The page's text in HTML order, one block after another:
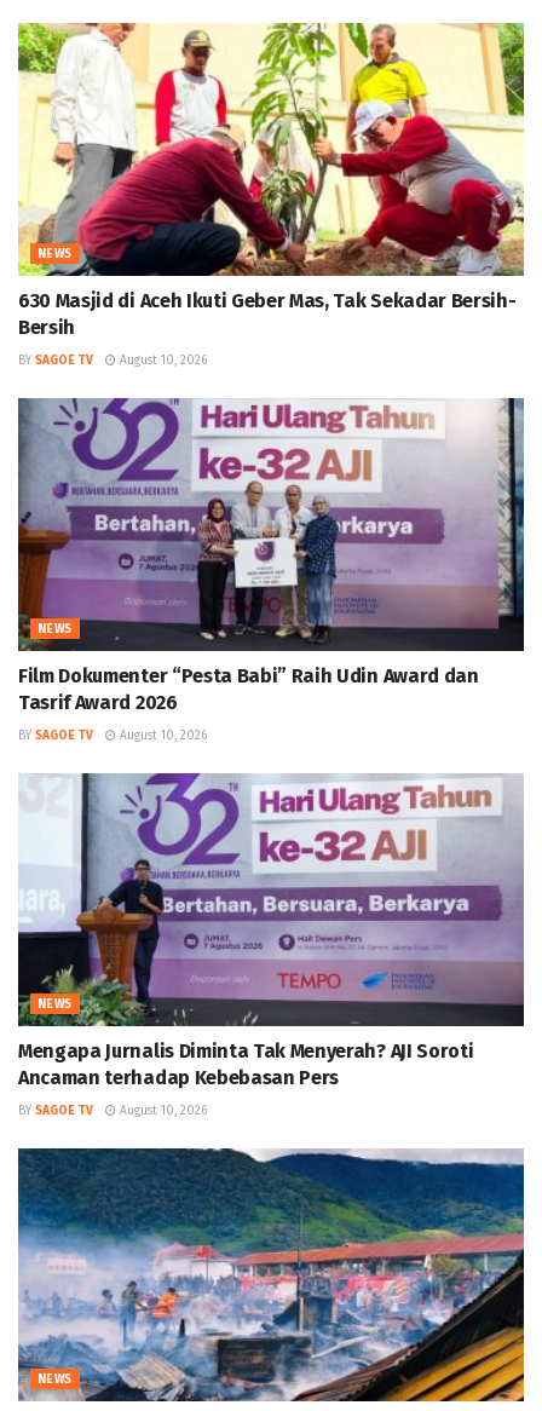
NEWS
630 Masjid di Aceh Ikuti Geber Mas, Tak Sekadar Bersih-
Bersih
BY SAGOE TV August 10, 2026
NEWS
Film Dokumenter “Pesta Babi” Raih Udin Award dan
Tasrif Award 2026
BY SAGOE TV August 10, 2026
NEWS
Mengapa Jurnalis Diminta Tak Menyerah? AJI Soroti
Ancaman terhadap Kebebasan Pers
BY SAGOE TV August 10, 2026
NEWS